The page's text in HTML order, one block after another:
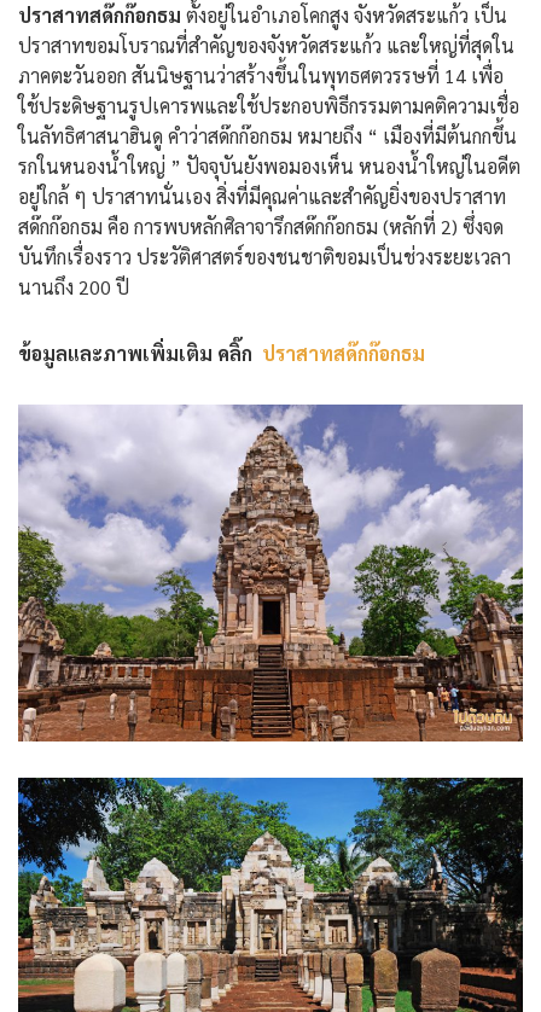
ปราสาทสด๊กก๊อกธม ตั้งอยู่ในอำเภอโคกสูง จังหวัดสระแก้ว เป็น
ปราสาทขอมโบราณที่สำคัญของจังหวัดสระแก้ว และใหญ่ที่สุดใน
ภาคตะวันออก สันนิษฐานว่าสร้างขึ้นในพุทธศตวรรษที่ 14 เพื่อ
ใช้ประดิษฐานรูปเคารพและใช้ประกอบพิธีกรรมตามคติความเชื่อ
ในลัทธิศาสนาฮินดู คำว่าสด๊กก๊อกธม หมายถึง “ เมืองที่มีต้นกกขึ้น
รกในหนองน้ำใหญ่ ” ปัจจุบันยังพอมองเห็น หนองน้ำใหญ่ในอดีต
อยู่ใกล้ ๆ ปราสาทนั่นเอง สิ่งที่มีคุณค่าและสำคัญยิ่งของปราสาท
สด๊กก๊อกธม คือ การพบหลักศิลาจารึกสด๊กก๊อกธม (หลักที่ 2) ซึ่งจด
บันทึกเรื่องราว ประวัติศาสตร์ของชนชาติขอมเป็นช่วงระยะเวลา
นานถึง 200 ปี
ข้อมูลและภาพเพิ่มเติม คลิ๊ก ปราสาทสด๊กก๊อกธม